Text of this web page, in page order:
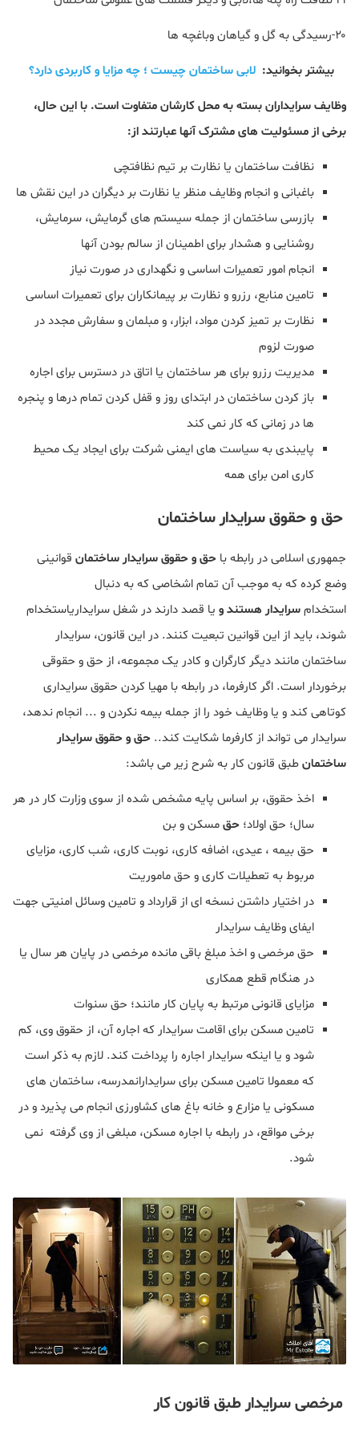
۲۰-رسیدگی به گل و گیاهان وباغچه ها
بیشتر بخوانید: لابی ساختمان چیست ؛ چه مزایا و کاربردی دارد؟
وظایف سرایداران بسته به محل کارشان متفاوت است. با این حال،
برخی از مسئولیت های مشترک آنها عبارتند از:
نظافت ساختمان یا نظارت بر تیم نظافتچی
باغبانی و انجام وظایف منظر یا نظارت بر دیگران در این نقش ها
بازرسی ساختمان از جمله سیستم های گرمایش، سرمایش،
روشنایی و هشدار برای اطمینان از سالم بودن آنها
انجام امور تعمیرات اساسی و نگهداری در صورت نیاز
تامین منابع، رزرو و نظارت بر پیمانکاران برای تعمیرات اساسی
نظارت بر تمیز کردن مواد، ابزار، و مبلمان و سفارش مجدد در
صورت لزوم
مدیریت رزرو برای هر ساختمان یا اتاق در دسترس برای اجاره
باز کردن ساختمان در ابتدای روز و قفل کردن تمام درها و پنجره
ها در زمانی که کار نمی کند
پایبندی به سیاست های ایمنی شرکت برای ایجاد یک محیط
کاری امن برای همه
حق و حقوق سرایدار ساختمان
جمهوری اسلامی در رابطه با حق و حقوق سرایدار ساختمان قوانینی
وضع کرده که به موجب آن تمام اشخاصی که به دنبال
استخدامسرایدار هستند و یا قصد دارند در شغل سرایداریاستخدام
شوند، باید از این قوانین تبعیت کنند. در این قانون، سرایدار
ساختمان مانند دیگر کارگران و کادر یک مجموعه، از حق و حقوقی
برخوردار است. اگر کارفرما، در رابطه با مهیا کردن حقوق سرایداری
کوتاهی کند و یا وظایف خود را از جمله بیمه نکردن و ... انجام ندهد،
سرایدار می تواند از کارفرما شکایت کند.. حق و حقوق سرایدار
ساختمانطبق قانون کار به شرح زیر می باشد:
اخذ حقوق، بر اساس پایه مشخص شده از سوی وزارت کار در هر
سال؛ حق اولاد؛ حقمسکن و بن
حق بیمه ، عیدی، اضافه کاری، نوبت کاری، شب کاری، مزایای
مربوط به تعطیلات کاری و حق ماموریت
در اختیار داشتن نسخه ای از قرارداد و تامین وسائل امنیتی جهت
ایفای وظایف سرایدار
حق مرخصی و اخذ مبلغ باقی مانده مرخصی در پایان هر سال یا
در هنگام قطع همکاری
مزایای قانونی مرتبط به پایان ‌کار مانند؛ حق سنوات
تامین مسکن برای اقامت سرایدار که اجاره آن، از حقوق وی، کم
شود و یا اینکه سرایدار اجاره را پرداخت کند. لازم به ذکر است
که معمولا تامین مسکن برای سرایدارانمدرسه، ساختمان های
مسکونی یا مزارع و خانه باغ های کشاورزی انجام می پذیرد و در
برخی مواقع، در رابطه با اجاره مسکن، مبلغی از وی گرفته نمی
شود.
مرخصی سرایدار طبق قانون کار